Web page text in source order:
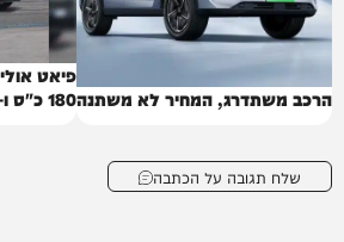
הרכב משתדרג, המחיר לא משתנה
פיאט
180 כ"ס ו-9 מושבים
שלח תגובה על הכתבה